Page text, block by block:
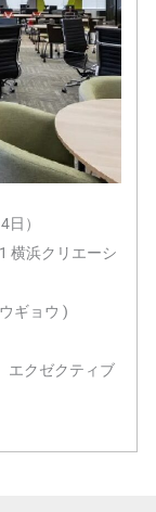
）
横浜クリエーシ
ギョウ )
エクゼクティブ